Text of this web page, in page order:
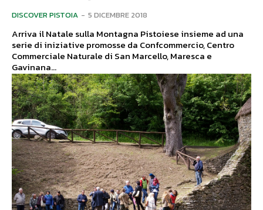
DISCOVER PISTOIA - 5 DICEMBRE 2018
Arriva il Natale sulla Montagna Pistoiese insieme ad una
serie di iniziative promosse da Confcommercio, Centro
Commerciale Naturale di San Marcello, Maresca e
Gavinana...